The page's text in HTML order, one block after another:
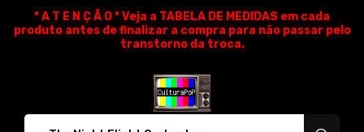
* A T E N Ç Ã O * Veja a TABELA DE MEDIDAS em cada
produto antes de finalizar a compra para não passar pelo
transtorno da troca.